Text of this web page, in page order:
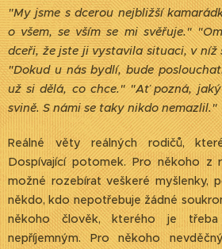
"My jsme s dcerou nejbližší
o všem, se vším se mi svěřuje."
dceři, že jste ji vystavila situaci, v
"Dokud u nás bydlí, bude
už si dělá, co chce." "Ať pozná,
svině. S námi se taky nikdo nemazlil."
Reálné věty reálných rodičů,
Dospívající potomek. Pro někoho z
možné rozebírat veškeré myšlenky,
někdo, kdo nepotřebuje žádné
někoho člověk, kterého je
nepříjemným. Pro někoho